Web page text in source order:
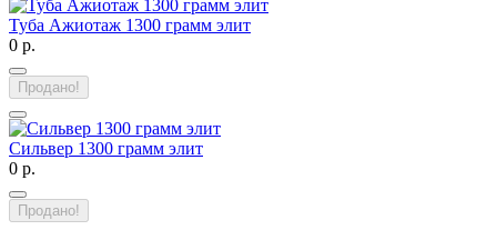
Туба Ажиотаж 1300 грамм элит
0 р.
Продано!
Сильвер 1300 грамм элит
0 р.
Продано!